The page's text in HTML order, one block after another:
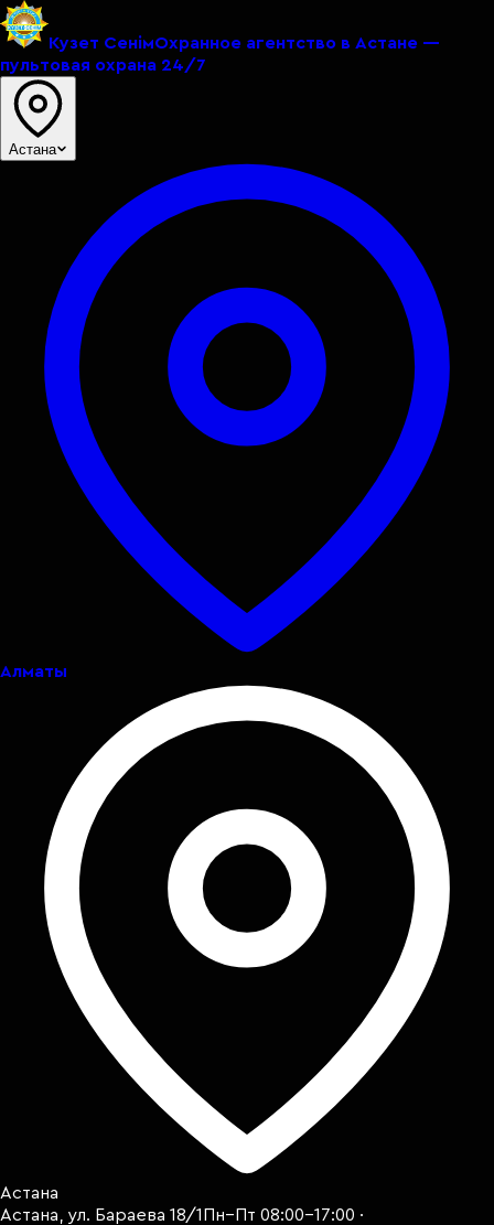
Кузет СенiмОхранное агентство в Астане —
пультовая охрана 24/7
Астана
Алматы
Астана
Астана, ул. Бараева 18/1 Пн–Пт 08:00–17:00 ·